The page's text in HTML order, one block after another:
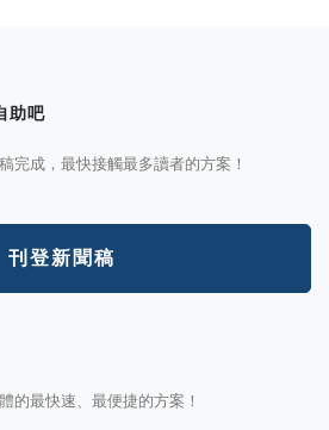
助吧
完成，最快接觸最多讀者的方案！
刊登新聞稿
的最快速、最便捷的方案！